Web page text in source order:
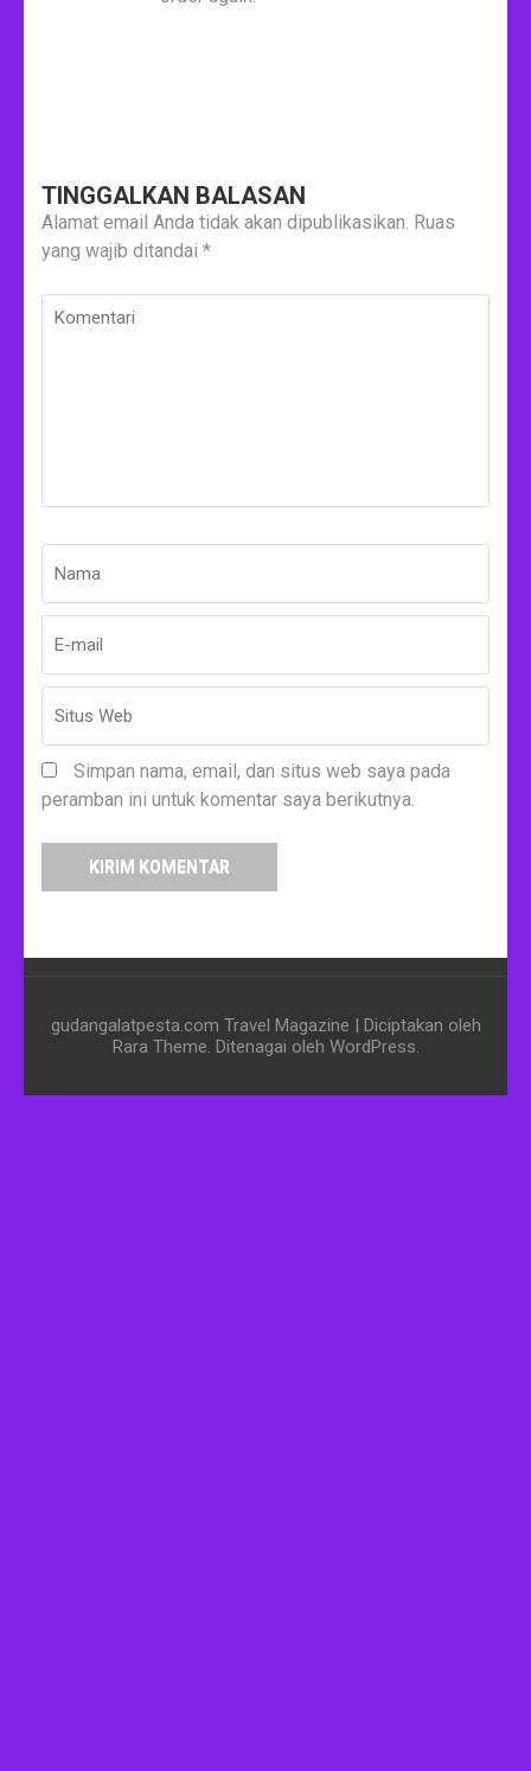
TINGGALKAN BALASAN
Alamat email Anda tidak akan dipublikasikan. Ruas
yang wajib ditandai *
Simpan nama, email, dan situs web saya pada
peramban ini untuk komentar saya berikutnya.
gudangalatpesta.com Travel Magazine | Diciptakan oleh
Rara Theme . Ditenagai oleh WordPress